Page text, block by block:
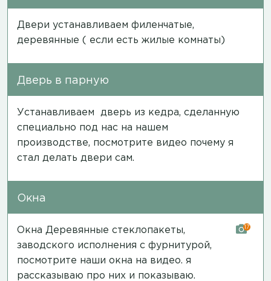
Двери устанавливаем филенчатые,
деревянные ( если есть жилые комнаты)
Дверь в парную
Устанавливаем дверь из кедра, сделанную
специально под нас на нашем
производстве, посмотрите видео почему я
стал делать двери сам.
Окна
Окна Деревянные стеклопакеты,
заводского исполнения с фурнитурой,
посмотрите наши окна на видео. я
рассказываю про них и показываю.
17